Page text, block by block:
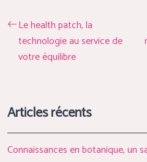
Le health patch, la
technologie au service de
votre équilibre
Articles récents
Connaissances en botanique, un